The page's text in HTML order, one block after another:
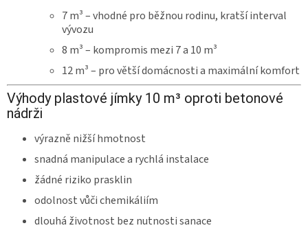
7 m³ – vhodné pro běžnou rodinu, kratší interval
vývozu
8 m³ – kompromis mezi 7 a 10 m³
12 m³ – pro větší domácnosti a maximální komfort
Výhody plastové jímky 10 m³ oproti betonové
nádrži
výrazně nižší hmotnost
snadná manipulace a rychlá instalace
žádné riziko prasklin
odolnost vůči chemikáliím
dlouhá životnost bez nutnosti sanace